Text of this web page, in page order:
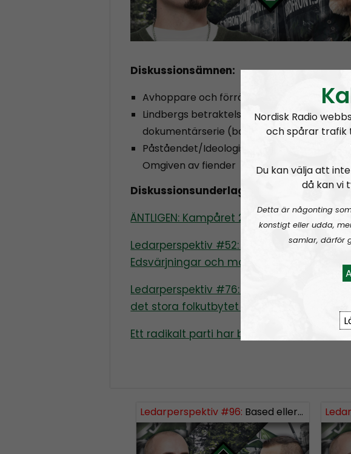
Diskussionsämnen:
Avhoppare och förrädare
Lindbergs betraktelse: Om hur det är att
dokumentärserie (bakom kulisserna)
Påståendet/Ideologisk/taktisk/filosofisk
Omgiven av fiender
Diskussionsunderlag:
ÄNTLIGEN: Kampåret 2021 är sammanställt
Ledarperspektiv #52: Vår ära heter trohet!
Edsvärjningar och moral
Ledarperspektiv #76: Barn som biologisk
det stora folkutbytet och föräldraskap
Ett radikalt parti har bildats i Finland
Ledarperspektiv #96: Based eller woke? Cancel-kultur, vänsterextremister och lite terror
Nordisk Radio
och spårar trafik
Du kan välja att
då kan vi
Detta är någonting
konstigt eller udda,
samlar, därför